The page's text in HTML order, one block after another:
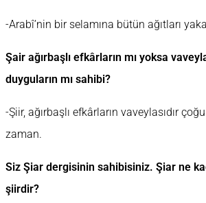
-Arabî’nin bir selamına bütün ağıtları
Şair ağırbaşlı efkârların mı yoksa
duyguların mı sahibi?
-Şiir, ağırbaşlı efkârların vaveylasıdır çoğu
zaman.
Siz Şiar dergisinin sahibisiniz. Şiar ne
şiirdir?